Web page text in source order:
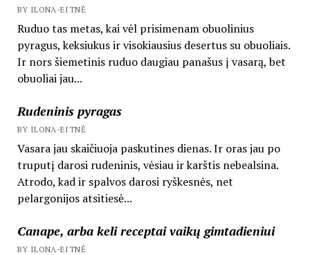
BY ILONA-EITNĖ
Ruduo tas metas, kai vėl prisimenam obuolinius
pyragus, keksiukus ir visokiausius desertus su obuoliais.
Ir nors šiemetinis ruduo daugiau panašus į vasarą, bet
obuoliai jau...
Rudeninis pyragas
BY ILONA-EITNĖ
Vasara jau skaičiuoja paskutines dienas. Ir oras jau po
truputį darosi rudeninis, vėsiau ir karštis nebealsina.
Atrodo, kad ir spalvos darosi ryškesnės, net
pelargonijos atsitiesė...
Canape, arba keli receptai vaikų gimtadieniui
BY ILONA-EITNĖ